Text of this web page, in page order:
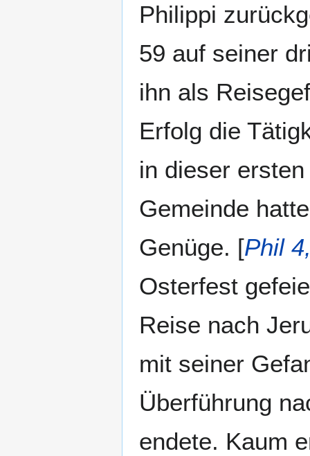
Philippi
59 auf seiner
ihn als
Erfolg die
in dieser
Gemeinde
Genüge. [Phil
Osterfest
Reise nach
mit seiner
Überführung
endete. Kaum